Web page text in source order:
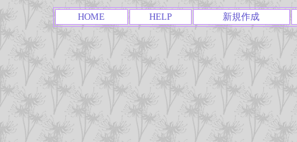
HOME HELP 新規作成